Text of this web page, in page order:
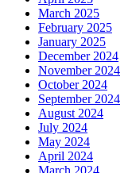
March 2025
February 2025
January 2025
December 2024
November 2024
October 2024
September 2024
August 2024
July 2024
May 2024
April 2024
March 2024